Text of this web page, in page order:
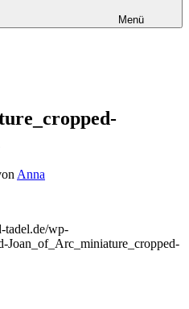
Menü
Anna
tadel.de/wp-
Joan_of_Arc_miniature_cropped-